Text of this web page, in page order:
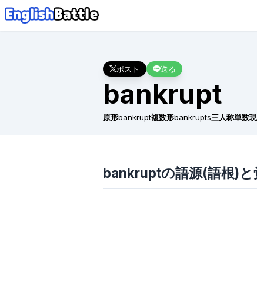
ポスト 送る
bankrupt
原形bankrupt複数形bankrupts三人称単数
bankruptの語源(語根)と